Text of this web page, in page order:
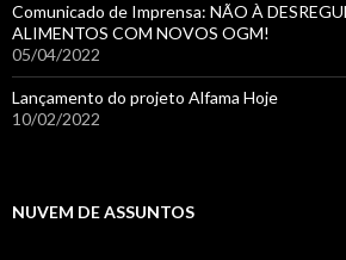
Comunicado de Imprensa: NÃO À
ALIMENTOS COM NOVOS OGM!
05/04/2022
Lançamento do projeto Alfama Hoje
10/02/2022
NUVEM DE ASSUNTOS